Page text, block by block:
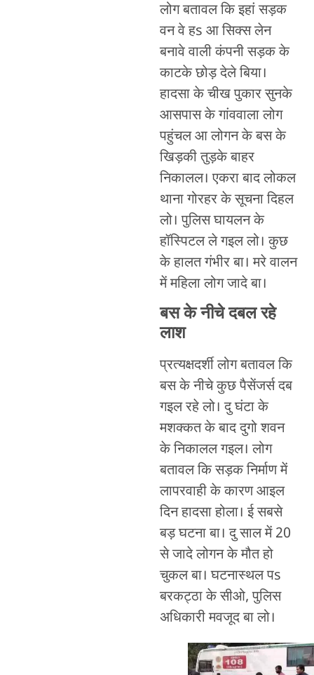
लोग बतावल कि इहां सड़क
वन वे हs आ सिक्स लेन
बनावे वाली कंपनी सड़क के
काटके छोड़ देले बिया।
हादसा के चीख पुकार सुनके
आसपास के गांववाला लोग
पहुंचल आ लोगन के बस के
खिड़की तुड़के बाहर
निकालल। एकरा बाद लोकल
थाना गोरहर के सूचना दिहल
लो। पुलिस घायलन के
हॉस्पिटल ले गइल लो। कुछ
के हालत गंभीर बा। मरे वालन
में महिला लोग जादे बा।
बस के नीचे दबल रहे
लाश
प्रत्यक्षदर्शी लोग बतावल कि
बस के नीचे कुछ पैसेंजर्स दब
गइल रहे लो। दु घंटा के
मशक्कत के बाद दुगो शवन
के निकालल गइल। लोग
बतावल कि सड़क निर्माण में
लापरवाही के कारण आइल
दिन हादसा होला। ई सबसे
बड़ घटना बा। दु साल में 20
से जादे लोगन के मौत हो
चुकल बा। घटनास्थल पs
बरकट्ठा के सीओ, पुलिस
अधिकारी मवजूद बा लो।